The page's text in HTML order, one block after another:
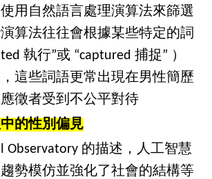
用自然語言處理演算法來篩選
算法往往會根據某些特定的詞
執行”或 “captured 捕捉” ）
這些詞語更常出現在男性簡歷
徵者受到不公平對待
的性別偏見
Observatory 的描述，人工智慧
勢模仿並強化了社會的結構等